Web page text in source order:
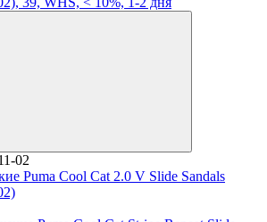
02
Puma Cool Cat 2.0 V Slide Sandals